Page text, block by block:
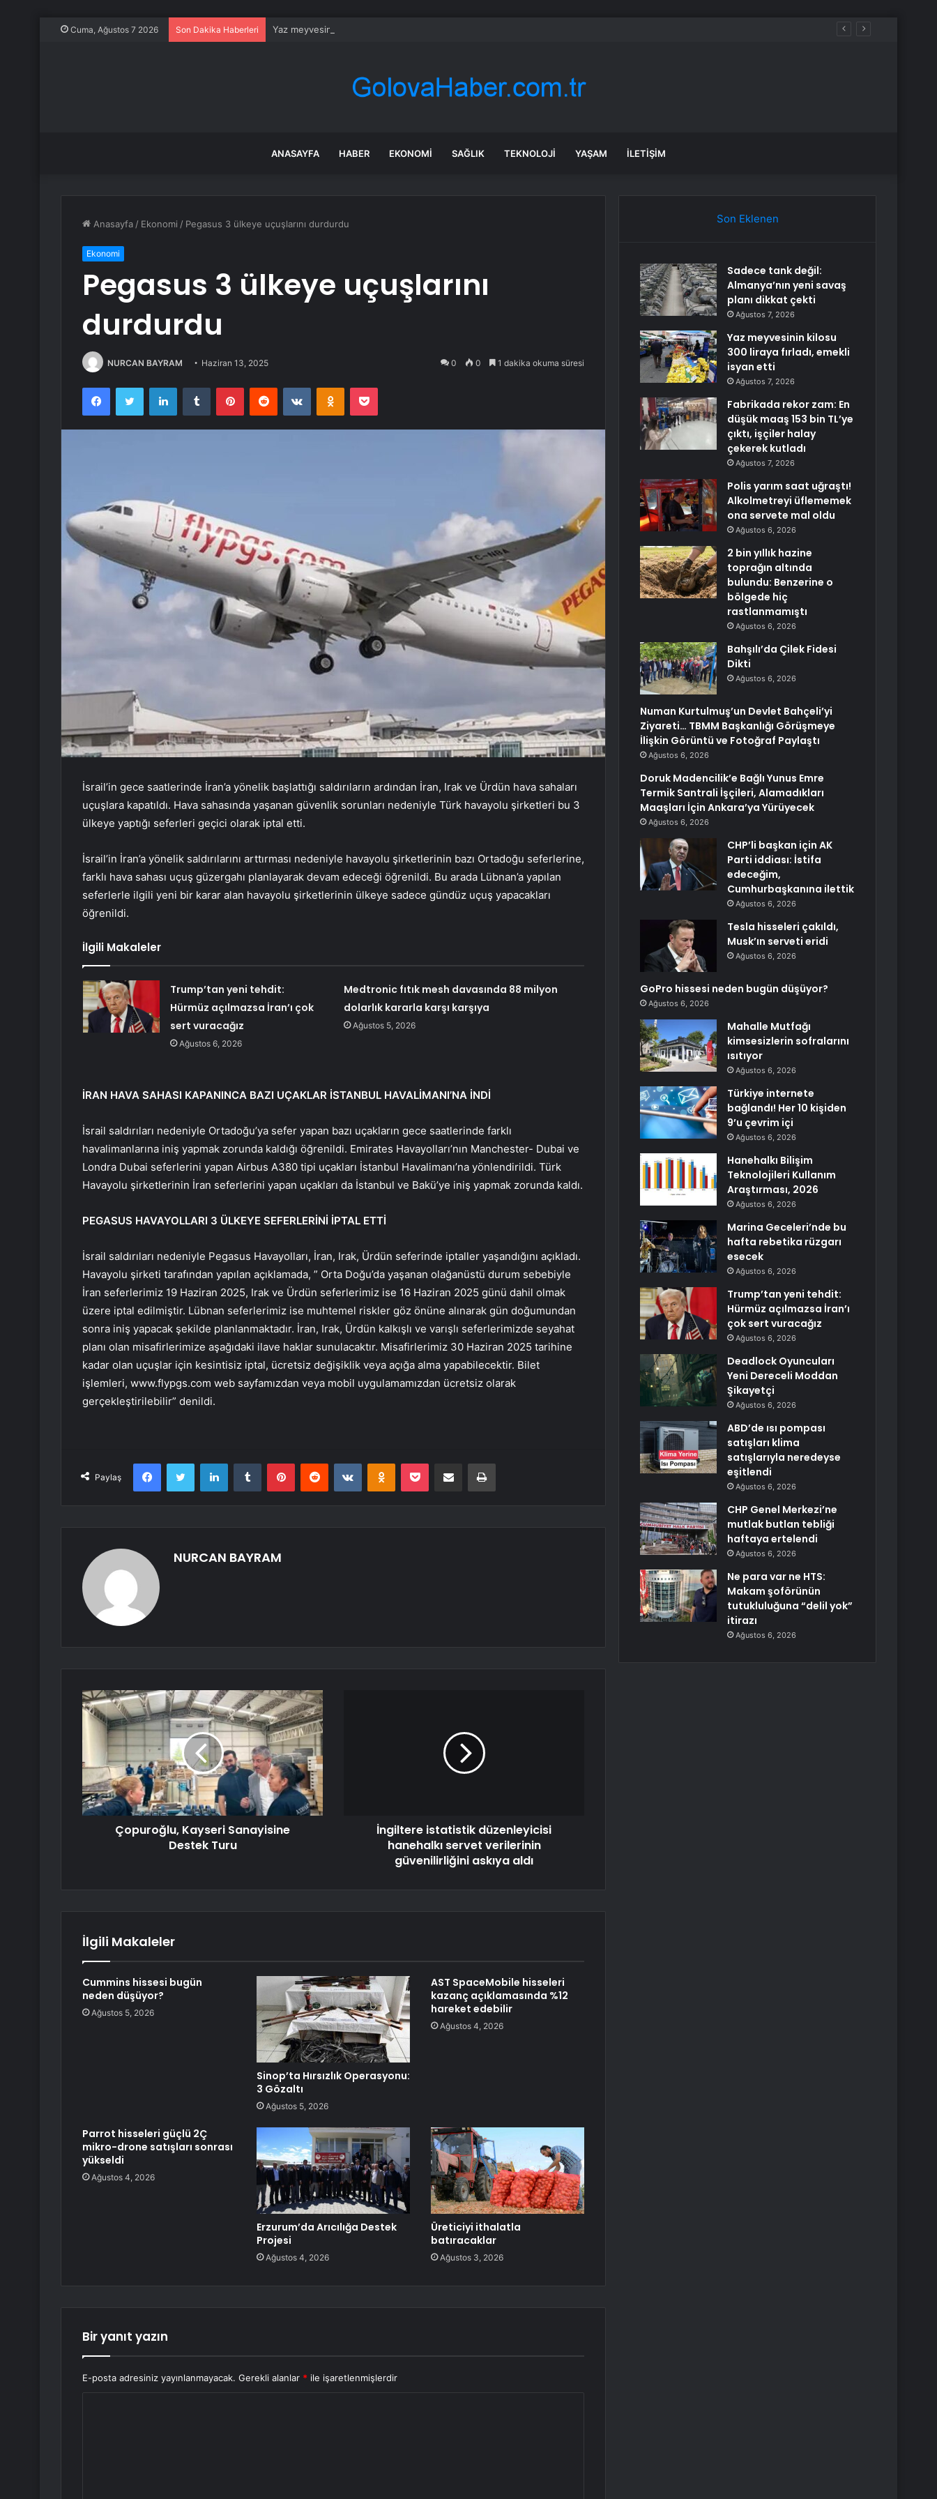
Cuma, Ağustos 7 2026 Son Dakika Haberleri Yaz meyvesinin kilosu 300 liraya fırladı, emekli isyan etti
ANASAYFA HABER EKONOMI SAĞLIK TEKNOLOJI YAŞAM İLETIŞIM
Anasayfa / Ekonomi / Pegasus 3 ülkeye uçuşlarını durdurdu
Ekonomi
Pegasus 3 ülkeye uçuşlarını
durdurdu
NURCAN BAYRAM Haziran 13, 2025 0 0 1 dakika okuma süresi
FacebookTwitter LinkedInTumblr PinterestReddit VKontakteOdnoklassniki
Pocket
İsrail’in gece saatlerinde İran’a yönelik başlattığı saldırıların ardından İran, Irak ve Ürdün hava sahaları
uçuşlara kapatıldı. Hava sahasında yaşanan güvenlik sorunları nedeniyle Türk havayolu şirketleri bu 3
ülkeye yaptığı seferleri geçici olarak iptal etti.
İsrail’in İran’a yönelik saldırılarını arttırması nedeniyle havayolu şirketlerinin bazı Ortadoğu seferlerine,
farklı hava sahası uçuş güzergahı planlayarak devam edeceği öğrenildi. Bu arada Lübnan’a yapılan
seferlerle ilgili yeni bir karar alan havayolu şirketlerinin ülkeye sadece gündüz uçuş yapacakları
öğrenildi.
İlgili Makaleler
Trump’tan yeni tehdit:
Hürmüz açılmazsa İran’ı çok
sert vuracağız
Ağustos 6, 2026
Medtronic fıtık mesh davasında 88 milyon
dolarlık kararla karşı karşıya
Ağustos 5, 2026
İRAN HAVA SAHASI KAPANINCA BAZI UÇAKLAR İSTANBUL HAVALİMANI’NA İNDİ
İsrail saldırıları nedeniyle Ortadoğu’ya sefer yapan bazı uçakların gece saatlerinde farklı
havalimanlarına iniş yapmak zorunda kaldığı öğrenildi. Emirates Havayolları’nın Manchester- Dubai ve
Londra Dubai seferlerini yapan Airbus A380 tipi uçakları İstanbul Havalimanı’na yönlendirildi. Türk
Havayolu şirketlerinin İran seferlerini yapan uçakları da İstanbul ve Bakü’ye iniş yapmak zorunda kaldı.
PEGASUS HAVAYOLLARI 3 ÜLKEYE SEFERLERİNİ İPTAL ETTİ
İsrail saldırıları nedeniyle Pegasus Havayolları, İran, Irak, Ürdün seferinde iptaller yaşandığını açıkladı.
Havayolu şirketi tarafından yapılan açıklamada, ” Orta Doğu’da yaşanan olağanüstü durum sebebiyle
İran seferlerimiz 19 Haziran 2025, Irak ve Ürdün seferlerimiz ise 16 Haziran 2025 günü dahil olmak
üzere iptal edilmiştir. Lübnan seferlerimiz ise muhtemel riskler göz önüne alınarak gün doğumundan
sonra iniş yapacak şekilde planlanmaktadır. İran, Irak, Ürdün kalkışlı ve varışlı seferlerimizde seyahat
planı olan misafirlerimize aşağıdaki ilave haklar sunulacaktır. Misafirlerimiz 30 Haziran 2025 tarihine
kadar olan uçuşlar için kesintisiz iptal, ücretsiz değişiklik veya açığa alma yapabilecektir. Bilet
işlemleri, www.flypgs.com web sayfamızdan veya mobil uygulamamızdan ücretsiz olarak
gerçekleştirilebilir” denildi.
Paylaş
FacebookTwitter LinkedInTumblr PinterestReddit VKontakteOdnoklassniki
Pocket E-Posta ile paylaş Yazdır
NURCAN BAYRAM
Çopuroğlu, Kayseri Sanayisine
Destek Turu
İngiltere istatistik düzenleyicisi
hanehalkı servet verilerinin
güvenilirliğini askıya aldı
İlgili Makaleler
Cummins hissesi bugün
neden düşüyor?
Ağustos 5, 2026
Sinop’ta Hırsızlık Operasyonu:
3 Gözaltı
Ağustos 5, 2026
AST SpaceMobile hisseleri
kazanç açıklamasında %12
hareket edebilir
Ağustos 4, 2026
Parrot hisseleri güçlü 2Ç
mikro-drone satışları sonrası
yükseldi
Ağustos 4, 2026
Erzurum’da Arıcılığa Destek
Projesi
Ağustos 4, 2026
Üreticiyi ithalatla
batıracaklar
Ağustos 3, 2026
Bir yanıt yazın
E-posta adresiniz yayınlanmayacak. Gerekli alanlar * ile işaretlenmişlerdir
Son Eklenen
Sadece tank değil:
Almanya’nın yeni savaş
planı dikkat çekti
Ağustos 7, 2026
Yaz meyvesinin kilosu
300 liraya fırladı, emekli
isyan etti
Ağustos 7, 2026
Fabrikada rekor zam: En
düşük maaş 153 bin TL’ye
çıktı, işçiler halay
çekerek kutladı
Ağustos 7, 2026
Polis yarım saat uğraştı!
Alkolmetreyi üflememek
ona servete mal oldu
Ağustos 6, 2026
2 bin yıllık hazine
toprağın altında
bulundu: Benzerine o
bölgede hiç
rastlanmamıştı
Ağustos 6, 2026
Bahşılı’da Çilek Fidesi
Dikti
Ağustos 6, 2026
Numan Kurtulmuş’un Devlet Bahçeli’yi
Ziyareti… TBMM Başkanlığı Görüşmeye
İlişkin Görüntü ve Fotoğraf Paylaştı
Ağustos 6, 2026
Doruk Madencilik’e Bağlı Yunus Emre
Termik Santrali İşçileri, Alamadıkları
Maaşları İçin Ankara’ya Yürüyecek
Ağustos 6, 2026
CHP’li başkan için AK
Parti iddiası: İstifa
edeceğim,
Cumhurbaşkanına ilettik
Ağustos 6, 2026
Tesla hisseleri çakıldı,
Musk’ın serveti eridi
Ağustos 6, 2026
GoPro hissesi neden bugün düşüyor?
Ağustos 6, 2026
Mahalle Mutfağı
kimsesizlerin sofralarını
ısıtıyor
Ağustos 6, 2026
Türkiye internete
bağlandı! Her 10 kişiden
9’u çevrim içi
Ağustos 6, 2026
Hanehalkı Bilişim
Teknolojileri Kullanım
Araştırması, 2026
Ağustos 6, 2026
Marina Geceleri’nde bu
hafta rebetika rüzgarı
esecek
Ağustos 6, 2026
Trump’tan yeni tehdit:
Hürmüz açılmazsa İran’ı
çok sert vuracağız
Ağustos 6, 2026
Deadlock Oyuncuları
Yeni Dereceli Moddan
Şikayetçi
Ağustos 6, 2026
ABD’de ısı pompası
satışları klima
satışlarıyla neredeyse
eşitlendi
Ağustos 6, 2026
CHP Genel Merkezi’ne
mutlak butlan tebliği
haftaya ertelendi
Ağustos 6, 2026
Ne para var ne HTS:
Makam şoförünün
tutukluluğuna “delil yok”
itirazı
Ağustos 6, 2026